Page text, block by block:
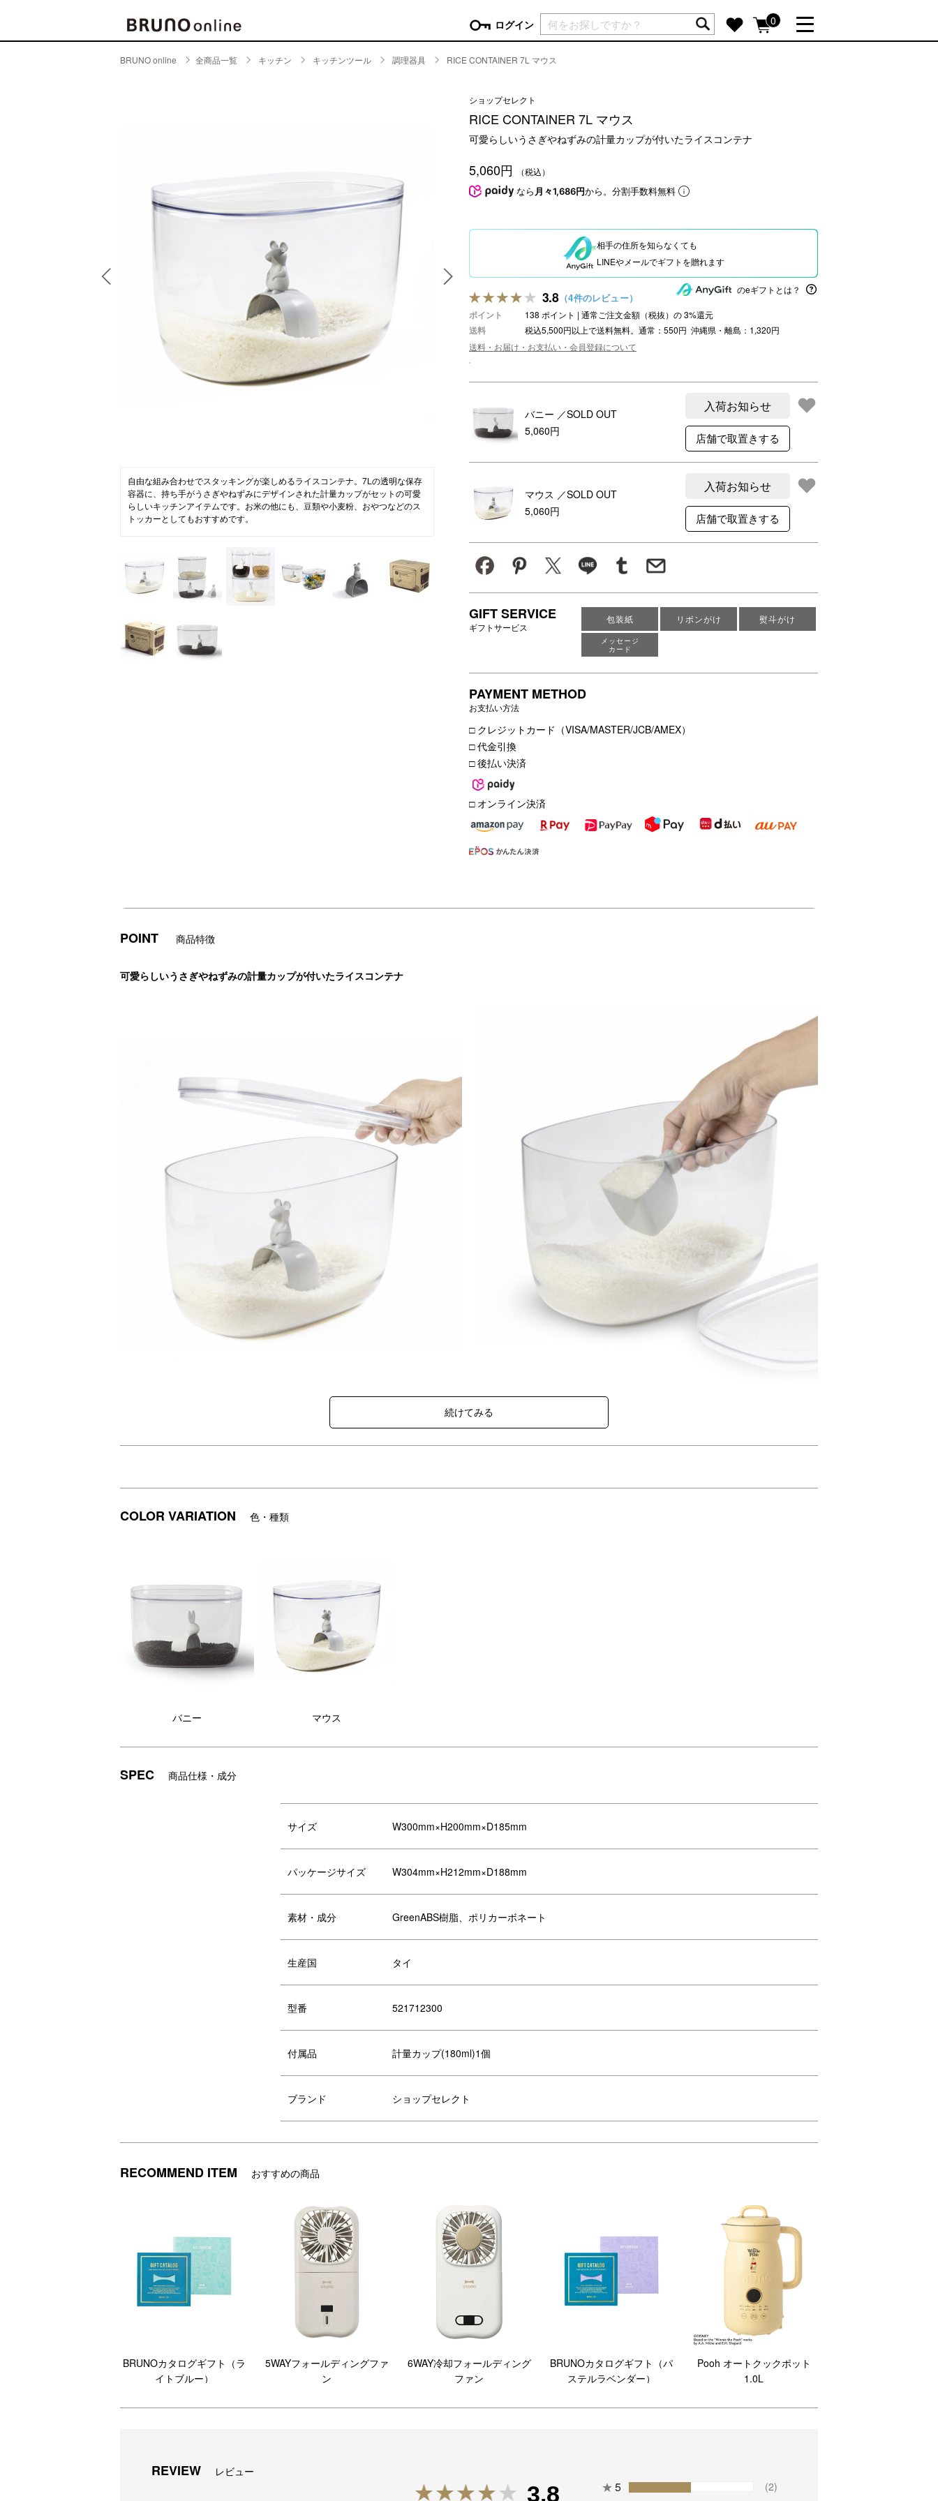
ログイン
ログイン
新規会員登録
0
現在カートには商品が入っていません。
店舗一覧
キッチンファブリック
インテリア
家具・収納
ファブリック
ピクニックアイテム
ランチバッグ・クーラートート
その他ピクニックアイテム
スキンケア・フェイスケア
ボディケア
アロマ
ファッション・トラベル
トラベル小物
ファッション雑貨
ベビー・キッズアイテム more
ファッション
母の日ギフト
more
SUPPORT
ご利用案内
ギフトサービス
お問い合わせ
BRUNO online 全商品一覧 キッチン キッチンツール 調理器具 RICE CONTAINER 7L マウス
自由な組み合わせでスタッキングが楽しめるライスコンテナ。7Lの透明な保存
容器に、持ち手がうさぎやねずみにデザインされた計量カップがセットの可愛
らしいキッチンアイテムです。お米の他にも、豆類や小麦粉、おやつなどのス
トッカーとしてもおすすめです。
ショップセレクト
RICE CONTAINER 7L マウス
可愛らしいうさぎやねずみの計量カップが付いたライスコンテナ
5,060円 （税込）
なら 月々1,686円から。分割手数料無料
相手の住所を知らなくても
LINEやメールでギフトを贈れます
のeギフトとは？
3.8（4件のレビュー）
ポイント 138 ポイント | 通常ご注文金額（税抜）の3%還元
送料
税込5,500円以上で送料無料。通常：550円 沖縄県・離島：1,320円
送料・お届け・お支払い・会員登録について
バニー ／SOLD OUT
5,060円
入荷お知らせ
マウス ／SOLD OUT
5,060円
入荷お知らせ
GIFT SERVICE
ギフトサービス
包装紙 リボンがけ 熨斗がけ
メッセージ
カード
PAYMENT METHOD
お支払い方法
□ クレジットカード（VISA/MASTER/JCB/AMEX）
□ 代金引換
□ 後払い決済
□ オンライン決済
POINT 商品特徴
可愛らしいうさぎやねずみの計量カップが付いたライスコンテナ
お米の他にも、おやつなどのストッカ
ーやおもちゃ入れとしてもおすすめで
持ち手がうさぎやねずみにデザインさ
れた可愛らしい軽量カップ
パッケージ/バニー
SERIES VARIATION
COLOR VARIATION 色・種類
バニー マウス
SPEC 商品仕様・成分
サイズ W300mm×H200mm×D185mm
パッケージサイズ W304mm×H212mm×D188mm
素材・成分 GreenABS樹脂、ポリカーボネート
生産国 タイ
型番 521712300
付属品 計量カップ(180ml)1個
ブランド ショップセレクト
RECOMMEND ITEM おすすめの商品
BRUNOカタログギフト（ラ
イトブルー）
5WAYフォールディングファ
ン
6WAY冷却フォールディング
ファン
BRUNOカタログギフト（パ
ステルラベンダー）
Pooh オートクックポット
1.0L
REVIEW レビュー
3.8 ★5 (2)